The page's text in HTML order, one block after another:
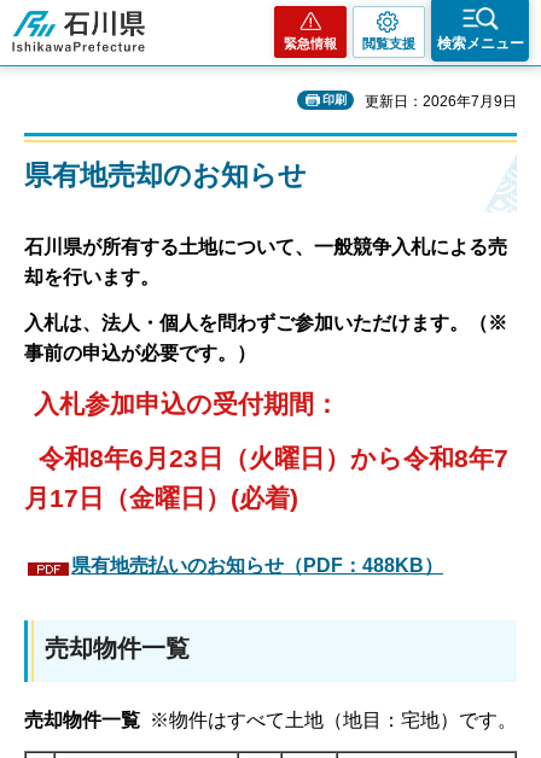
石川県
緊急情報 閲覧支援 検索メニュー
印刷 更新日：2026年7月9日
県有地売却のお知らせ
石川県が所有する土地について、一般競争入札による売
却を行います。
入札は、法人・個人を問わずご参加いただけます。（※
事前の申込が必要です。）
入札参加申込の受付期間：
令和8年6月23日（火曜日）から令和8年7
月17日（金曜日）(必着)
県有地売払いのお知らせ（PDF：488KB）
売却物件一覧
売却物件一覧 ※物件はすべて土地（地目：宅地）です。